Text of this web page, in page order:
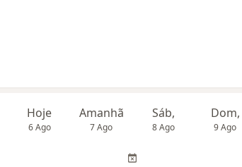
Hoje
6 Ago
Amanhã
7 Ago
Sáb,
8 Ago
Dom,
9 Ago